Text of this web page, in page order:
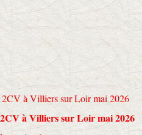
à Villiers sur Loir mai 2026